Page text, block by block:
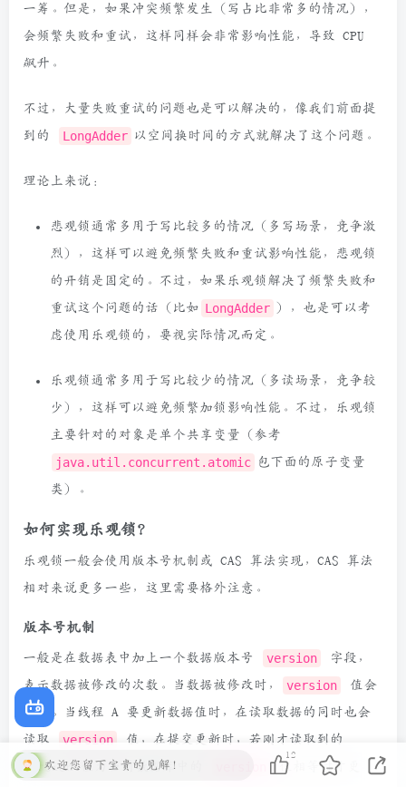
一筹。但是，如果冲突频繁发生（写占比非常多的情况），
会频繁失败和重试，这样同样会非常影响性能，导致 CPU
飙升。
不过，大量失败重试的问题也是可以解决的，像我们前面提
到的
LongAdder 以空间换时间的方式就解决了这个问题。
理论上来说：
悲观锁通常多用于写比较多的情况（多写场景，竞争激
烈），这样可以避免频繁失败和重试影响性能，悲观锁
的开销是固定的。不过，如果乐观锁解决了频繁失败和
重试这个问题的话（比如 LongAdder ），也是可以考
虑使用乐观锁的，要视实际情况而定。
乐观锁通常多用于写比较少的情况（多读场景，竞争较
少），这样可以避免频繁加锁影响性能。不过，乐观锁
主要针对的对象是单个共享变量（参考
java.util.concurrent.atomic 包下面的原子变量
类）。
如何实现乐观锁？
乐观锁一般会使用版本号机制或 CAS 算法实现，CAS 算法
相对来说更多一些，这里需要格外注意。
版本号机制
一般是在数据表中加上一个数据版本号 version
字段，
表示数据被修改的次数。当数据被修改时，
version
值会
加一。当线程 A 要更新数据值时，在读取数据的同时也会
读取
version
值，在提交更新时，若刚才读取到的
version 值为当前数据库中的
值相等时才更
欢迎您留下宝贵的见解！
12